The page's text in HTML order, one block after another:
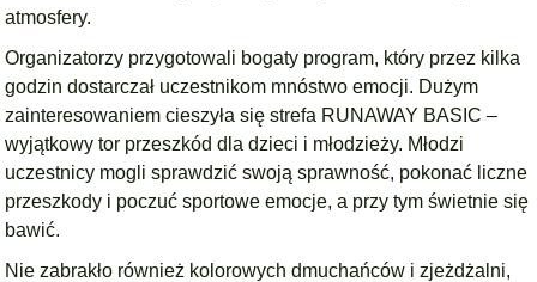
atmosfery.
Organizatorzy przygotowali bogaty program, który przez kilka
godzin dostarczał uczestnikom mnóstwo emocji. Dużym
zainteresowaniem cieszyła się strefa RUNAWAY BASIC –
wyjątkowy tor przeszkód dla dzieci i młodzieży. Młodzi
uczestnicy mogli sprawdzić swoją sprawność, pokonać liczne
przeszkody i poczuć sportowe emocje, a przy tym świetnie się
bawić.
Nie zabrakło również kolorowych dmuchańców i zjeżdżalni,